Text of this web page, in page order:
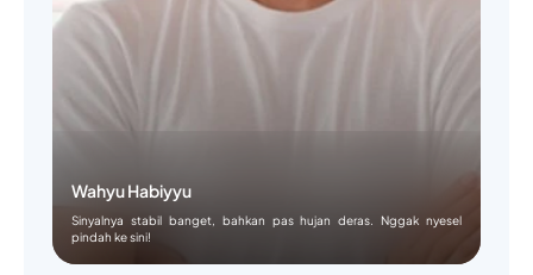
Wahyu Habiyyu
Sinyalnya stabil banget, bahkan pas hujan deras. Nggak nyesel
pindah ke sini!